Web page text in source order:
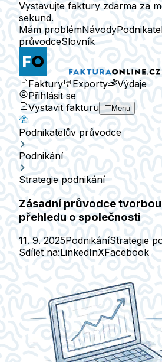
Vystavujte faktury zdarma za
sekund.
Mám problémNávody
průvodceSlovník
Faktury Exporty
Výdaje
Přihlásit se
Vystavit fakturu
Menu
Podnikatelův průvodce
Podnikání
Strategie podnikání
Zásadní průvodce
přehledu o společnosti
11. 9. 2025PodnikáníStrategie
Sdílet na:LinkedInXFacebook